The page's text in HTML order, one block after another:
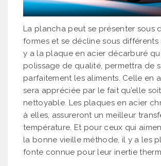
La plancha peut se présenter sous
formes et se décline sous différents
y a la plaque en acier décarburé
polissage de qualité, permettra de
parfaitement les aliments. Celle en
sera appréciée par le fait qu’elle
nettoyable. Les plaques en acier
à elles, assureront un meilleur
température. Et pour ceux qui
la bonne vieille méthode, il y a les
fonte connue pour leur inertie